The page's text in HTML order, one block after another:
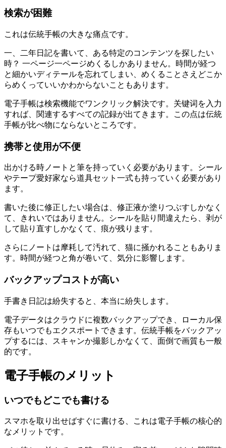
検索が困難
これは伝統手帳の大きな痛点です。
一、二年日記を書いて、ある特定のコンテンツを探したい
時？ 一ページ一ページめくるしかありません。時間が経つ
と細かいディテールを忘れてしまい、めくることさえどこか
らめくっていいかわからないこともあります。
電子手帳は検索機能でワンクリック解決です。关键词を入力
すれば、関連するすべての記録が出てきます。この点は伝統
手帳が比べ物にならないところです。
携帯と使用が不便
出かける時ノートと筆を持っていく必要があります。シール
やテープ愛好家なら道具セット一式も持っていく必要があり
ます。
書いた後に修正したい場合は、修正液か塗りつぶすしかなく
て、きれいではありません。シールを貼り間違えたら、剥が
して貼り直すしかなくて、痕が残ります。
さらにノートは摩耗して汚れて、猫に掻かれることもありま
す。時間が経つと角が卷いて、気分に影響します。
バックアップコストが高い
手書き日記は紛失すると、本当に紛失します。
電子データはクラウドに複数バックアップでき、ローカル保
存もいつでもエクスポートできます。伝統手帳をバックアッ
プするには、スキャンか撮影しかなくて、面倒で画質も一般
的です。
電子手帳のメリット
いつでもどこでも書ける
スマホを取り出せばすぐに書ける、これは電子手帳の核心的
なメリットです。